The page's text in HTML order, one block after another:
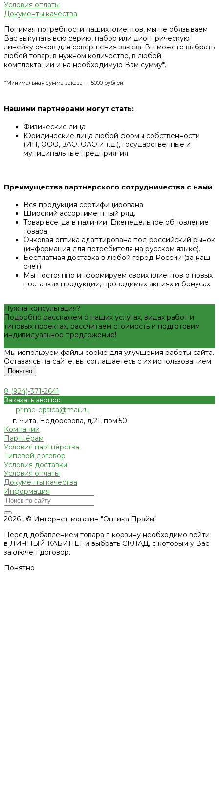
Условия оплаты
Документы качества
Понимая потребности наших клиентов, мы не обязываем
Вас выкупать всю серию, набор или диоптрическую
линейку очков для совершения заказа. Вы можете выбрать
любой товар, в нужном количестве, в любой
комплектации и на необходимую Вам сумму*.
*Минимальная сумма заказа — 5000 рублей.
Нашими партнерами могут стать:
Физические лица
Юридические лица любой формы собственности
(ИП, ООО, ЗАО, ОАО и т.д.), государственные и
муниципальные предприятия.
Преимущества партнерского сотрудничества с нами
Вся продукция сертифицирована.
Широкий ассортиментный ряд.
Товар всегда в наличии. Еженедельное обновление
товара.
Очковая оптика адаптирована под российский рынок
(информация для потребителя на русском языке).
Бесплатная доставка в любой город России (за наш
счет).
Мы постоянно информируем своих клиентов о новых
поставках продукции, проводимых акциях и бонусах.
Нужна консультация?
Подробно расскажем о наших услугах, видах работ и
типовых проектах, рассчитаем стоимость и подготовим
индивидуальное предложение!
Мы используем файлы cookie для улучшения работы сайта.
Оставаясь на сайте, вы соглашаетесь с их использованием.
Понятно
8 (924)-371-2641
Заказать звонок
prime-optica@mail.ru
г. Чита, Недорезова, д.21, пом.50
Компании
Партнёрам
Условия партнёрства
Типовой договор
Условия доставки
Условия оплаты
Документы качества
Информация
2026 , © Интернет-магазин "Оптика Прайм"
Перед добавлением товара в корзину необходимо войти
в ЛИЧНЫЙ КАБИНЕТ и выбрать СКЛАД, с которым у Вас
заключен договор.
Понятно